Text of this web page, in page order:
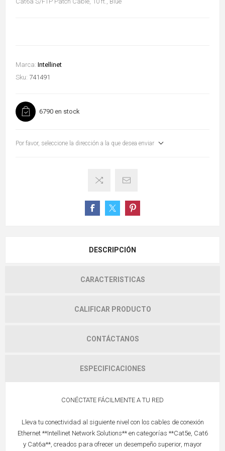
Marca: Intellinet
Sku: 741491
6790 en stock
Por favor, seleccione la dirección a la que desea enviar
DESCRIPCIÓN
CARACTERISTICAS
CALIFICAR PRODUCTO
CONTÁCTANOS
ESPECIFICACIONES
CONÉCTATE FÁCILMENTE A TU RED
Lleva tu conectividad al siguiente nivel con los cables de conexión
Ethernet **Intellinet Network Solutions** en categorías **Cat5e, Cat6
y Cat6a**, creados para ofrecer un desempeño superior, mayor